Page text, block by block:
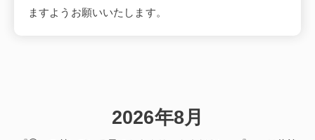
ますようお願いいたします。
2026年8月